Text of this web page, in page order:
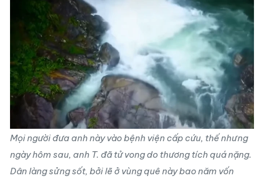
Mọi người đưa anh này vào bệnh viện cấp cứu, thế nhưng
ngày hôm sau, anh T. đã tử vong do thương tích quá nặng.
Dân làng sửng sốt, bởi lẽ ở vùng quê này bao năm vốn